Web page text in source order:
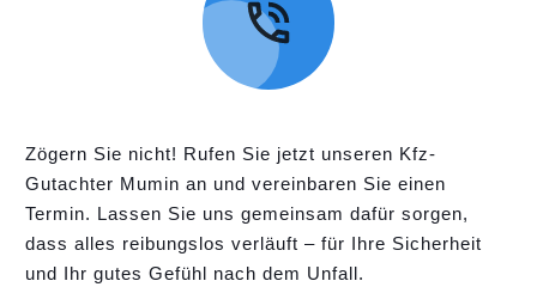
Zögern Sie nicht! Rufen Sie jetzt unseren Kfz-
Gutachter Mumin an und vereinbaren Sie einen
Termin. Lassen Sie uns gemeinsam dafür sorgen,
dass alles reibungslos verläuft – für Ihre Sicherheit
und Ihr gutes Gefühl nach dem Unfall.